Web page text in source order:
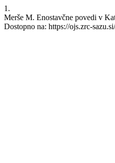
1.
Merše M. Enostavčne povedi v
Dostopno na: https://ojs.zrc-